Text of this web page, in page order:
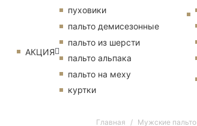
АКЦИЯ
пуховики
пальто демисезонные
пальто из шерсти
пальто альпака
пальто на меху
куртки
Главная Мужские пальто